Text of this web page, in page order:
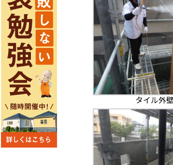
タイル外